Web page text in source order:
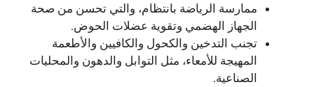
ممارسة الرياضة بانتظام، والتي تحسن من صحة
الجهاز الهضمي وتقوية عضلات الحوض.
تجنب التدخين والكحول والكافيين والأطعمة
المهيجة للأمعاء، مثل التوابل والدهون والمحليات
الصناعية.